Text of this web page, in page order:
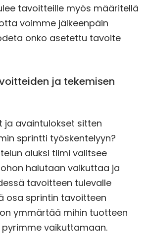
tavoitteille myös määritellä
voimme jälkeenpäin
onko asetettu tavoite
ja tekemisen
ja avaintulokset sitten
sprintti työskentelyyn?
aluksi tiimi valitsee
halutaan vaikuttaa ja
tavoitteen tulevalle
osa sprintin tavoitteen
ymmärtää mihin tuotteen
vaikuttamaan.